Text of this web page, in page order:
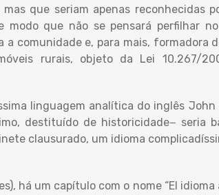
que seriam apenas reconhecidas
que não se pensará perfilhar
comunidade e, para mais, formadora
rurais, objeto da Lei 10.267/
linguagem analítica do inglês John
destituído de historicidade− seria
clausurado, um idioma
há um capítulo com o nome “El